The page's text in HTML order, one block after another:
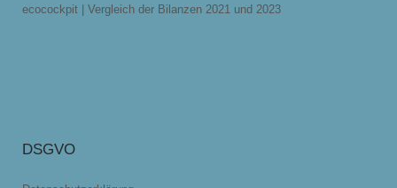
ecocockpit | Vergleich der Bilanzen 2021 und 2023
DSGVO